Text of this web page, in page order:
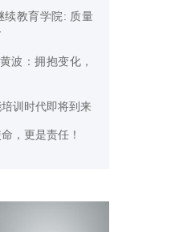
续教育学院: 质量
波：拥抱变化，
训时代即将到来
，更是责任！